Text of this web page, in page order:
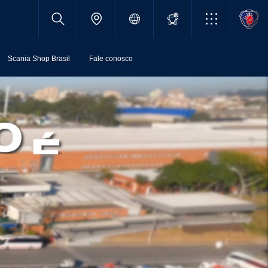
Scania Shop Brasil Fale conosco